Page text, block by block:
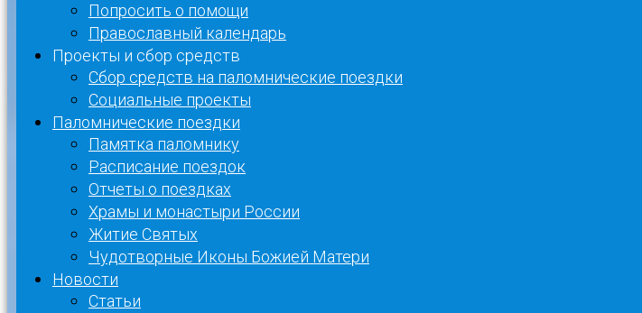
Попросить о помощи
Православный календарь
Проекты и сбор средств
Сбор средств на паломнические поездки
Социальные проекты
Паломнические поездки
Памятка паломнику
Расписание поездок
Отчеты о поездках
Храмы и монастыри России
Житие Святых
Чудотворные Иконы Божией Матери
Новости
Статьи